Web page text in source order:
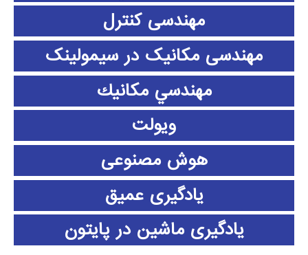
مهندسی کنترل
مهندسی مکانیک در سیمولینک
مهندسي مكانيك
ویولت
هوش مصنوعی
یادگیری عمیق
یادگیری ماشین در پایتون